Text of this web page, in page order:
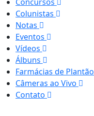
Colunistas
Notas
Eventos
Vídeos
Álbuns
Farmácias de Plantão
Câmeras ao Vivo
Contato